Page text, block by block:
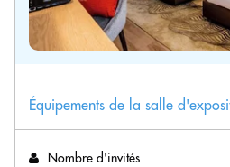
Équipements de la salle
Nombre d'invités